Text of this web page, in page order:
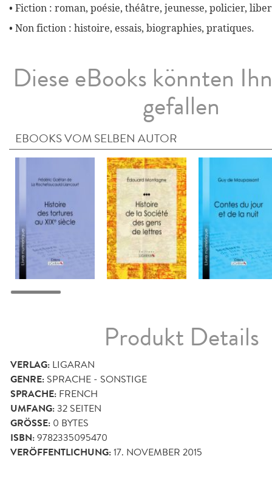
• Fiction : roman, poésie, théâtre, jeunesse, policier,
• Non fiction : histoire, essais, biographies, pratiques.
Diese eBooks könnten
gefallen
EBOOKS VOM SELBEN AUTOR
Produkt Details
VERLAG: LIGARAN
GENRE: SPRACHE - SONSTIGE
SPRACHE: FRENCH
UMFANG:32 SEITEN
GRÖSSE: 0 BYTES
ISBN:9782335095470
VERÖFFENTLICHUNG:17. NOVEMBER 2015